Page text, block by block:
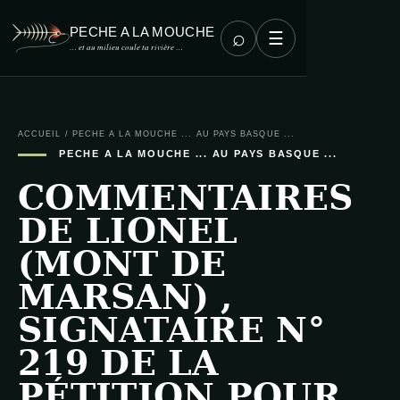
PECHE A LA MOUCHE
… et au milieu coule ta rivière … ⌕ ☰
ACCUEIL / PECHE A LA MOUCHE ... AU PAYS BASQUE ...
PECHE A LA MOUCHE ... AU PAYS BASQUE ...
COMMENTAIRES
DE LIONEL
(MONT DE
MARSAN) ,
SIGNATAIRE N°
219 DE LA